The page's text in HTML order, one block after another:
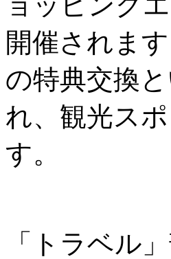
開催されま
の特典交換
れ、観光ス
す。
「トラベル